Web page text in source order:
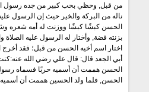
من قبل, وحظي بحب كبير من جده رسول
ناله من البركة والخير حيث إن الرسول
الحسن كبشًا كبشًا ووزنت له أمه شعره
بزنته فضة, وأختار له الرسول عليه الصلاة
اختار اسم أخيه الحسن من قبل؛ فقد
أبي الجعد قال: قال علي رضي الله
الحسن هممت أن أسميه حربًا فسماه
الحسن, فلما ولد الحسين هممت أن